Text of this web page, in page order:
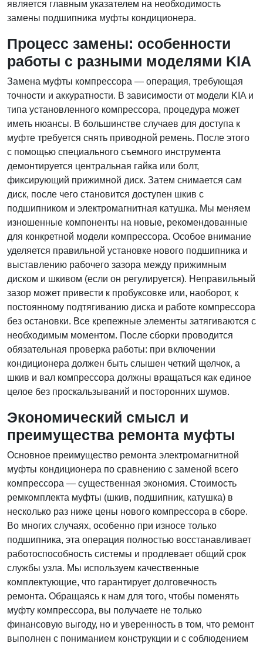
является главным указателем на необходимость
замены подшипника муфты кондиционера.
Процесс замены: особенности
работы с разными моделями KIA
Замена муфты компрессора — операция, требующая
точности и аккуратности. В зависимости от модели KIA и
типа установленного компрессора, процедура может
иметь нюансы. В большинстве случаев для доступа к
муфте требуется снять приводной ремень. После этого
с помощью специального съемного инструмента
демонтируется центральная гайка или болт,
фиксирующий прижимной диск. Затем снимается сам
диск, после чего становится доступен шкив с
подшипником и электромагнитная катушка. Мы меняем
изношенные компоненты на новые, рекомендованные
для конкретной модели компрессора. Особое внимание
уделяется правильной установке нового подшипника и
выставлению рабочего зазора между прижимным
диском и шкивом (если он регулируется). Неправильный
зазор может привести к пробуксовке или, наоборот, к
постоянному подтягиванию диска и работе компрессора
без остановки. Все крепежные элементы затягиваются с
необходимым моментом. После сборки проводится
обязательная проверка работы: при включении
кондиционера должен быть слышен четкий щелчок, а
шкив и вал компрессора должны вращаться как единое
целое без проскальзываний и посторонних шумов.
Экономический смысл и
преимущества ремонта муфты
Основное преимущество ремонта электромагнитной
муфты кондиционера по сравнению с заменой всего
компрессора — существенная экономия. Стоимость
ремкомплекта муфты (шкив, подшипник, катушка) в
несколько раз ниже цены нового компрессора в сборе.
Во многих случаях, особенно при износе только
подшипника, эта операция полностью восстанавливает
работоспособность системы и продлевает общий срок
службы узла. Мы используем качественные
комплектующие, что гарантирует долговечность
ремонта. Обращаясь к нам для того, чтобы поменять
муфту компрессора, вы получаете не только
финансовую выгоду, но и уверенность в том, что ремонт
выполнен с пониманием конструкции и с соблюдением